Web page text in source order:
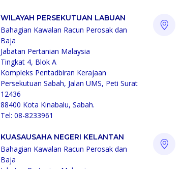
WILAYAH PERSEKUTUAN LABUAN
Bahagian Kawalan Racun Perosak dan
Baja
Jabatan Pertanian Malaysia
Tingkat 4, Blok A
Kompleks Pentadbiran Kerajaan
Persekutuan Sabah, Jalan UMS, Peti Surat
12436
88400 Kota Kinabalu, Sabah.
Tel: 08-8233961
KUASAUSAHA NEGERI KELANTAN
Bahagian Kawalan Racun Perosak dan
Baja